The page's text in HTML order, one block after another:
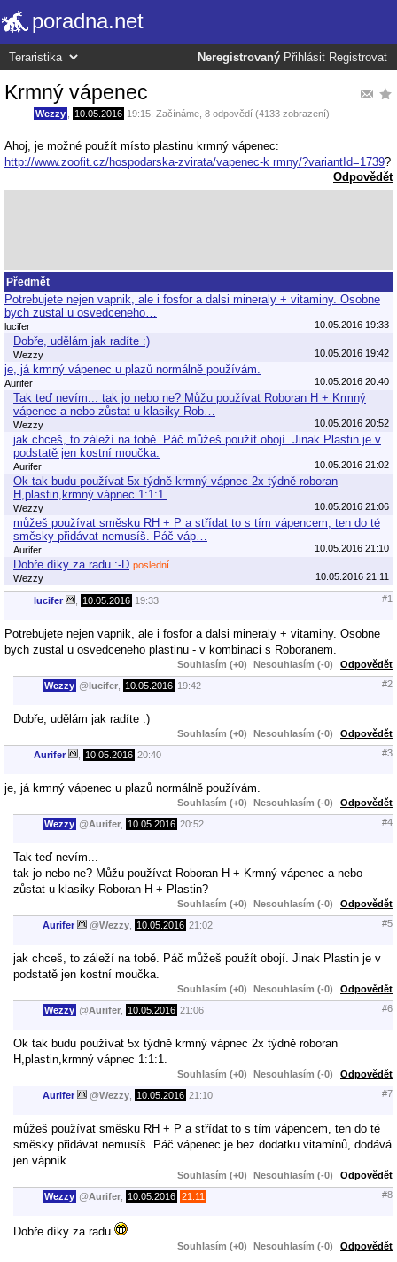
poradna.net
Neregistrovaný Přihlásit Registrovat
Krmný vápenec
Wezzy 10.05.2016 19:15 Začínáme , 8 odpovědí (4133 zobrazení)
Ahoj, je možné použít místo plastinu krmný vápenec:
http://www.zoofit.cz/hospodarska-zvirata/vapenec-k rmny/?variantId=1739?
Odpovědět
Předmět
Potrebujete nejen vapnik, ale i fosfor a dalsi mineraly + vitaminy. Osobne
bych zustal u osvedceneho…
lucifer 10.05.2016 19:33
Dobře, udělám jak radíte :)
Wezzy 10.05.2016 19:42
je, já krmný vápenec u plazů normálně používám.
Aurifer 10.05.2016 20:40
Tak teď nevím... tak jo nebo ne? Můžu používat Roboran H + Krmný
vápenec a nebo zůstat u klasiky Rob…
Wezzy 10.05.2016 20:52
jak chceš, to záleží na tobě. Páč můžeš použít obojí. Jinak Plastin je v
podstatě jen kostní moučka.
Aurifer 10.05.2016 21:02
Ok tak budu používat 5x týdně krmný vápnec 2x týdně roboran
H,plastin,krmný vápnec 1:1:1.
Wezzy 10.05.2016 21:06
můžeš používat směsku RH + P a střídat to s tím vápencem, ten do té
směsky přidávat nemusíš. Páč váp…
Aurifer 10.05.2016 21:10
Dobře díky za radu :-D poslední
Wezzy
10.05.2016 21:11
lucifer 10.05.2016 19:33 #1
Potrebujete nejen vapnik, ale i fosfor a dalsi mineraly + vitaminy. Osobne
bych zustal u osvedceneho plastinu - v kombinaci s Roboranem.
Souhlasím (+0) Nesouhlasím (-0) Odpovědět
Wezzy @lucifer 10.05.2016 19:42 #2
Dobře, udělám jak radíte :)
Souhlasím (+0) Nesouhlasím (-0) Odpovědět
Aurifer 10.05.2016 20:40 #3
je, já krmný vápenec u plazů normálně používám.
Souhlasím (+0) Nesouhlasím (-0) Odpovědět
Wezzy @Aurifer 10.05.2016 20:52 #4
Tak teď nevím...
tak jo nebo ne? Můžu používat Roboran H + Krmný vápenec a nebo
zůstat u klasiky Roboran H + Plastin?
Souhlasím (+0) Nesouhlasím (-0) Odpovědět
Aurifer @Wezzy 10.05.2016 21:02 #5
jak chceš, to záleží na tobě. Páč můžeš použít obojí. Jinak Plastin je v
podstatě jen kostní moučka.
Souhlasím (+0) Nesouhlasím (-0) Odpovědět
Wezzy @Aurifer 10.05.2016 21:06 #6
Ok tak budu používat 5x týdně krmný vápnec 2x týdně roboran
H,plastin,krmný vápnec 1:1:1.
Souhlasím (+0) Nesouhlasím (-0) Odpovědět
Aurifer @Wezzy 10.05.2016 21:10 #7
můžeš používat směsku RH + P a střídat to s tím vápencem, ten do té
směsky přidávat nemusíš. Páč vápenec je bez dodatku vitamínů, dodává
jen vápník.
Souhlasím (+0) Nesouhlasím (-0) Odpovědět
Wezzy @Aurifer 10.05.2016 21:11 #8
Dobře díky za radu
Souhlasím (+0) Nesouhlasím (-0) Odpovědět